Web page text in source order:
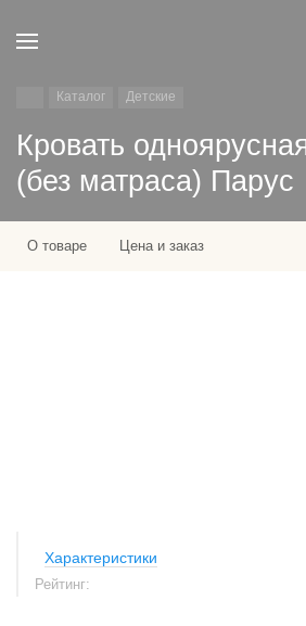
Каталог Детские
Кровать
(без матраса) Парус
О товаре Цена и заказ
Характеристики
Рейтинг: